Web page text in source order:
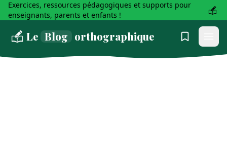
Exercices, ressources pédagogiques et supports pour
enseignants, parents et enfants !
Le Blog orthographique